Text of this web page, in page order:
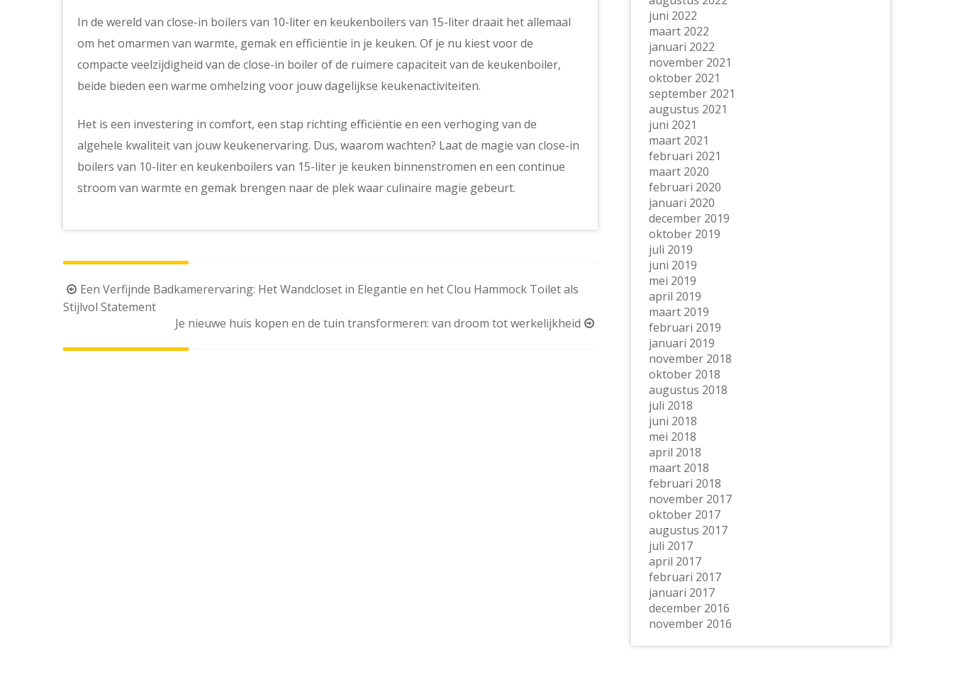
In de wereld van close-in boilers van 10-liter en keukenboilers van 15-liter draait het allemaal
om het omarmen van warmte, gemak en efficiëntie in je keuken. Of je nu kiest voor de
compacte veelzijdigheid van de close-in boiler of de ruimere capaciteit van de keukenboiler,
beide bieden een warme omhelzing voor jouw dagelijkse keukenactiviteiten.
Het is een investering in comfort, een stap richting efficiëntie en een verhoging van de
algehele kwaliteit van jouw keukenervaring. Dus, waarom wachten? Laat de magie van close-in
boilers van 10-liter en keukenboilers van 15-liter je keuken binnenstromen en een continue
stroom van warmte en gemak brengen naar de plek waar culinaire magie gebeurt.
Berichtnavigatie
Een Verfijnde Badkamerervaring: Het Wandcloset in Elegantie en het Clou Hammock Toilet als
Stijlvol Statement
Je nieuwe huis kopen en de tuin transformeren: van droom tot werkelijkheid
juni 2022
maart 2022
januari 2022
november 2021
oktober 2021
september 2021
augustus 2021
juni 2021
maart 2021
februari 2021
maart 2020
februari 2020
januari 2020
december 2019
oktober 2019
juli 2019
juni 2019
mei 2019
april 2019
maart 2019
februari 2019
januari 2019
november 2018
oktober 2018
augustus 2018
juli 2018
juni 2018
mei 2018
april 2018
maart 2018
februari 2018
november 2017
oktober 2017
augustus 2017
juli 2017
april 2017
februari 2017
januari 2017
december 2016
november 2016